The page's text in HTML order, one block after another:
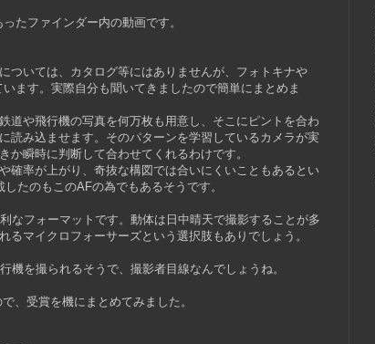
たファインダー内の動画です。
ついては、カタログ等にはありませんが、フォトキナや
ます。実際自分も聞いてきましたので簡単にまとめま
道や飛行機の写真を何万枚も用意し、そこにピントを合わ
読み込ませます。そのパターンを学習しているカメラが実
か瞬時に判断して合わせてくれるわけです。
確率が上がり、奇抜な構図では合いにくいこともあるとい
たのもこのAFの為でもあるそうです。
なフォーマットです。動体は日中晴天で撮影することが多
るマイクロフォーサーズという選択肢もありでしょう。
機を撮られるそうで、撮影者目線なんでしょうね。
、受賞を機にまとめてみました。